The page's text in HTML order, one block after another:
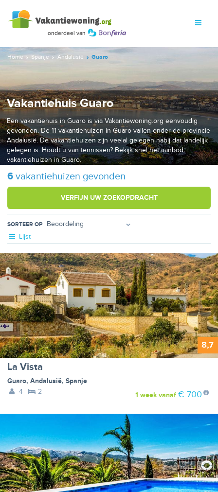
Home Spanje Andalusië Guaro
Vakantiehuis Guaro
Een vakantiehuis in Guaro is via Vakantiewoning.org eenvoudig
gevonden. De 11 vakantiehuizen in Guaro vallen onder de provincie
Andalusië. De vakantiehuizen zijn veelal gelegen nabij dat landelijk
gelegen is. Houdt u van tennissen? Bekijk snel het aanbod
vakantiehuizen in Guaro.
6 vakantiehuizen gevonden
VERFIJN UW ZOEKOPDRACHT
SORTEER OP
Lijst
8,7
La Vista
Guaro, Andalusië, Spanje
4
2 1 weekvanaf € 700